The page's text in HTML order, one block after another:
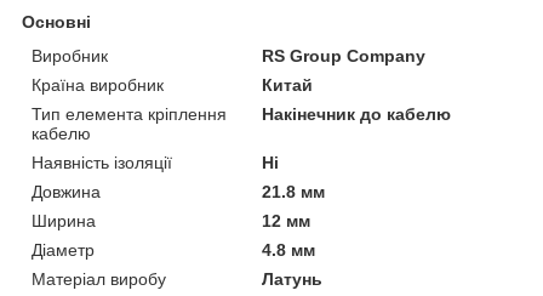
Основні
Виробник
RS Group Company
Країна виробник
Китай
Тип елемента кріплення
кабелю
Накінечник до кабелю
Наявність ізоляції
Ні
Довжина
21.8 мм
Ширина
12 мм
Діаметр
4.8 мм
Матеріал виробу
Латунь